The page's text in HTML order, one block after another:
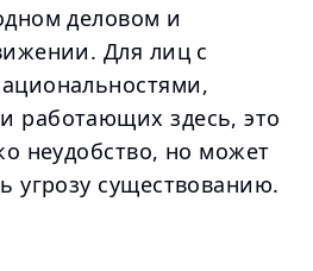
деловом и
Для лиц с
работающих здесь, это
неудобство, но может
угрозу существованию.